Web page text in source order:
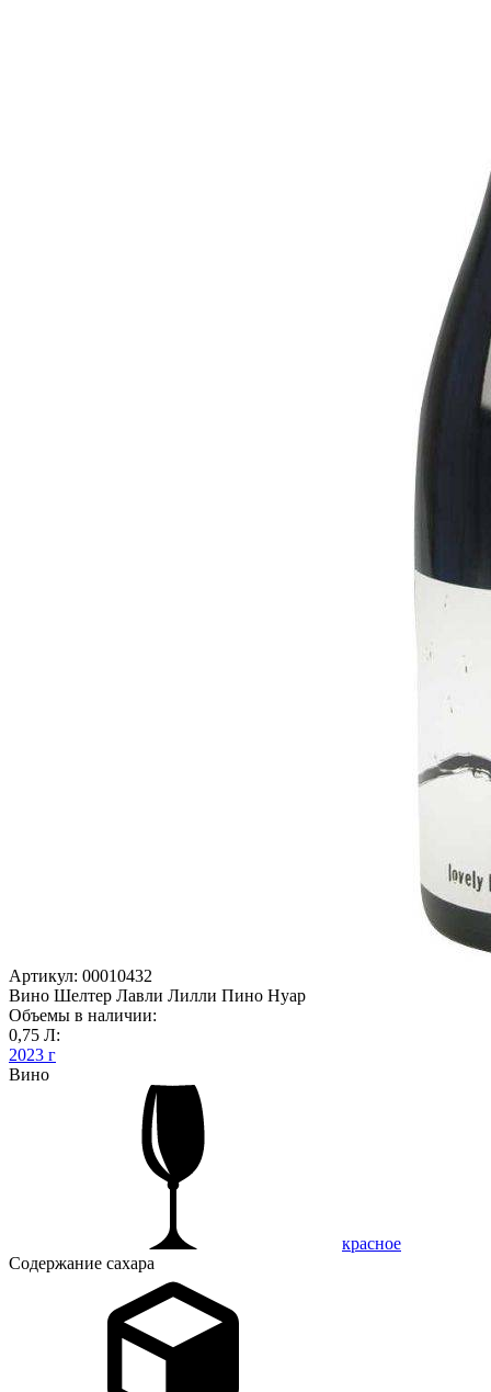
Артикул: 00010432
Вино Шелтер Лавли Лилли Пино Нуар
Объемы в наличии:
0,75 Л:
2023 г
Вино
красное
Содержание сахара